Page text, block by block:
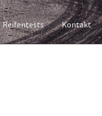
Reifentests Kontakt